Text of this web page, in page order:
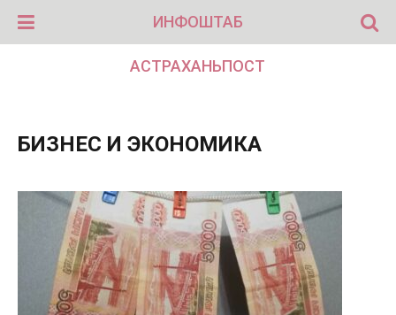
ИНФОШТАБ
АСТРАХАНЬПОСТ
БИЗНЕС И ЭКОНОМИКА